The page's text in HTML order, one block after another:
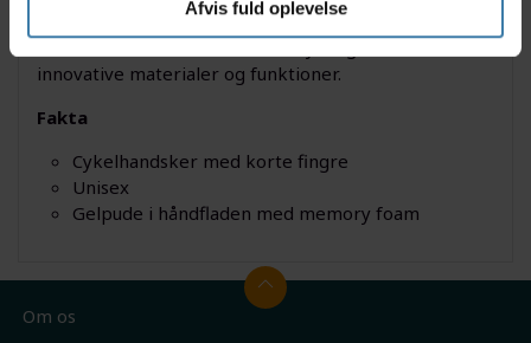
Afvis fuld oplevelse
årtiers ekspertise indenfor design af cykelhandsker,
innovative materialer og funktioner.
Fakta
Cykelhandsker med korte fingre
Unisex
Gelpude i håndfladen med memory foam
Om os